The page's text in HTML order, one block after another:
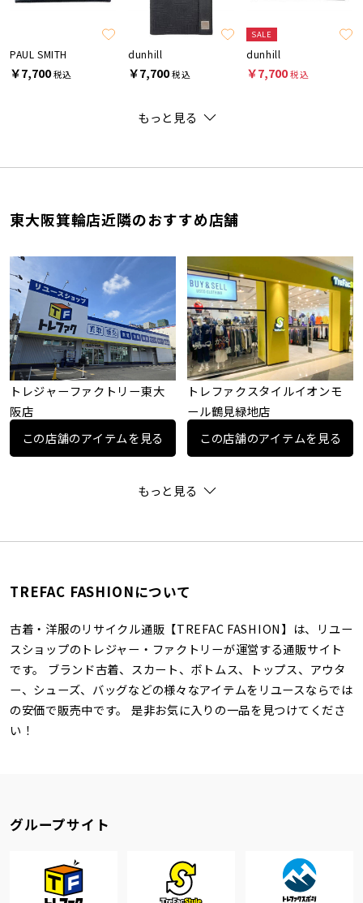
PAUL SMITH
￥7,700税込
dunhill
￥7,700税込
SALE
dunhill
￥7,700税込
もっと見る
東大阪箕輪店近隣のおすすめ店舗
トレジャーファクトリー東大
阪店
この店舗のアイテムを見る
トレファクスタイルイオンモ
ール鶴見緑地店
この店舗のアイテムを見る
もっと見る
TREFAC FASHIONについて
古着・洋服のリサイクル通販【TREFAC FASHION】は、リユー
スショップのトレジャー・ファクトリーが運営する通販サイト
です。 ブランド古着、スカート、ボトムス、トップス、アウタ
ー、シューズ、バッグなどの様々なアイテムをリユースならでは
の安価で販売中です。 是非お気に入りの一品を見つけてくださ
い！
グループサイト